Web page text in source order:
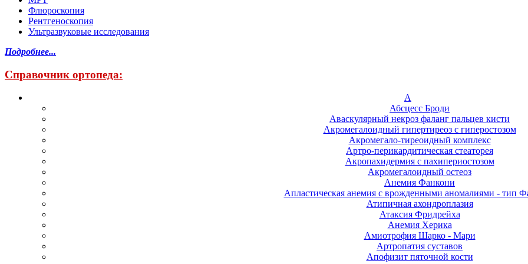
Флюроскопия
Рентгеноскопия
Ультразвуковые исследования
Подробнее...
Справочник ортопеда:
А
Абсцесс Броди
Аваскулярный некроз фаланг пальцев кисти
Акромегалоидный гипертиреоз с гиперостозом
Акромегало-тиреоидный комплекс
Артро-перикардитическая стеаторея
Акропахидермия с пахипериостозом
Акромегалоидный остеоз
Анемия Фанкони
Апластическая анемия с врожденными аномалиями - тип
Атипичная ахондроплазия
Атаксия Фридрейха
Анемия Херика
Амиотрофия Шарко - Мари
Артропатия суставов
Апофизит пяточной кости